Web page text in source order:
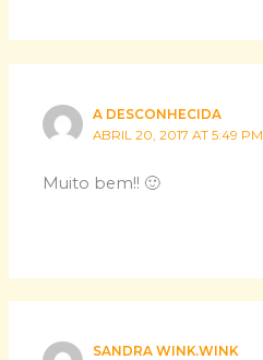
A DESCONHECIDA
ABRIL 20, 2017 AT 5:49 PM
Muito bem!! 🙂
SANDRA WINK.WINK